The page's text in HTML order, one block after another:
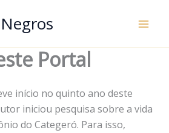
Portal
início no quinto ano deste
iniciou pesquisa sobre a vida
do Categeró. Para isso,